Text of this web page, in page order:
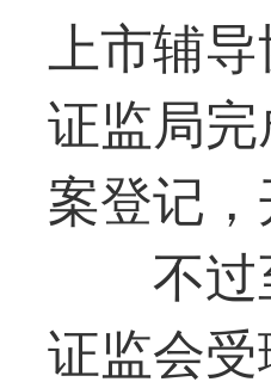
上市辅
证监局
案登记
不
证监会